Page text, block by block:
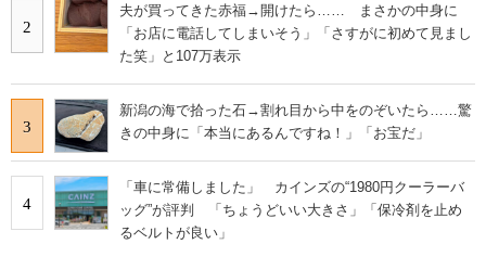
2
夫が買ってきた赤福→開けたら…… まさかの中身に
「お店に電話してしまいそう」「さすがに初めて見まし
た笑」と107万表示
3
新潟の海で拾った石→割れ目から中をのぞいたら……驚
きの中身に「本当にあるんですね！」「お宝だ」
4
「車に常備しました」 カインズの“1980円クーラーバ
ッグ”が評判 「ちょうどいい大きさ」「保冷剤を止め
るベルトが良い」